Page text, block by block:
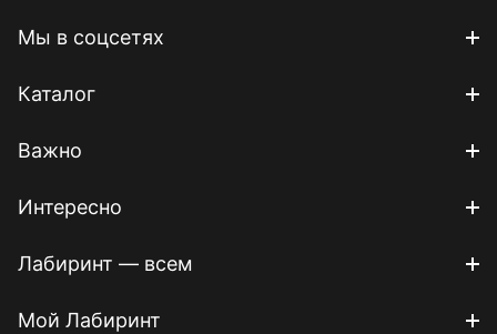
Мы в соцсетях
Каталог
Важно
Интересно
Лабиринт — всем
Мой Лабиринт